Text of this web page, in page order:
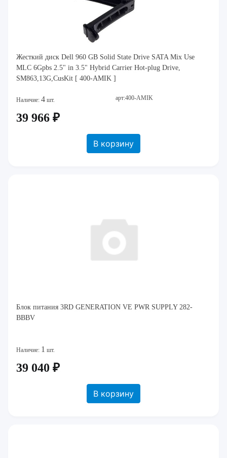
Жесткий диск Dell 960 GB Solid State Drive SATA Mix Use
MLC 6Gpbs 2.5" in 3.5" Hybrid Carrier Hot-plug Drive,
SM863,13G,CusKit [ 400-AMIK ]
Наличие: 4 шт. арт:400-AMIK
39 966 ₽
В корзину
Блок питания 3RD GENERATION VE PWR SUPPLY 282-
BBBV
Наличие: 1 шт.
39 040 ₽
В корзину